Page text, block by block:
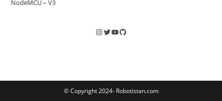
NodeMCU – V3
© Copyright 2024- Robotistan.com